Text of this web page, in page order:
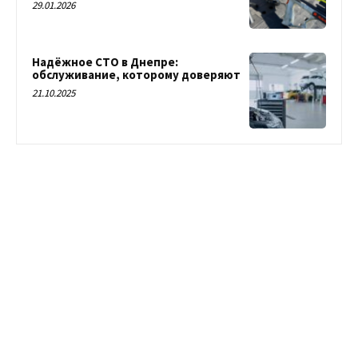
29.01.2026
Надёжное СТО в Днепре:
обслуживание, которому доверяют
21.10.2025